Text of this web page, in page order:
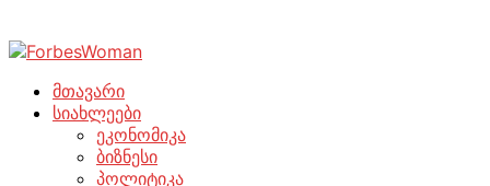
მთავარი
სიახლეები
ეკონომიკა
ბიზნესი
პოლიტიკა